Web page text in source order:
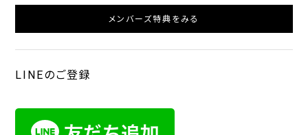
メンバーズ特典をみる
LINEのご登録